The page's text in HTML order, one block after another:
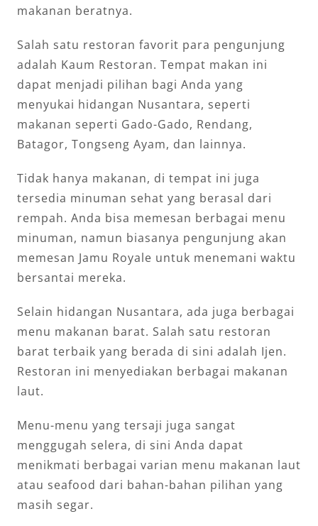
makanan beratnya.
Salah satu restoran favorit para pengunjung
adalah Kaum Restoran. Tempat makan ini
dapat menjadi pilihan bagi Anda yang
menyukai hidangan Nusantara, seperti
makanan seperti Gado-Gado, Rendang,
Batagor, Tongseng Ayam, dan lainnya.
Tidak hanya makanan, di tempat ini juga
tersedia minuman sehat yang berasal dari
rempah. Anda bisa memesan berbagai menu
minuman, namun biasanya pengunjung akan
memesan Jamu Royale untuk menemani waktu
bersantai mereka.
Selain hidangan Nusantara, ada juga berbagai
menu makanan barat. Salah satu restoran
barat terbaik yang berada di sini adalah Ijen.
Restoran ini menyediakan berbagai makanan
laut.
Menu-menu yang tersaji juga sangat
menggugah selera, di sini Anda dapat
menikmati berbagai varian menu makanan laut
atau seafood dari bahan-bahan pilihan yang
masih segar.